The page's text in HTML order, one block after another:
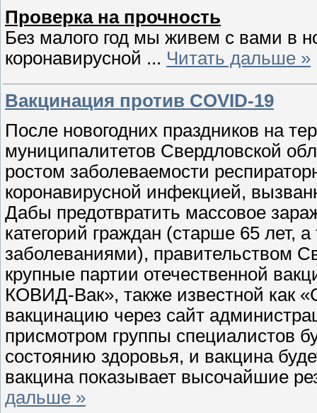
Проверка на прочность
Без малого год мы живем с вами в
коронавирусной ... Читать дальше »
Вакцинация против COVID-19
После новогодних праздников на
муниципалитетов Свердловской
ростом заболеваемости
коронавирусной инфекцией,
Дабы предотвратить массовое
категорий граждан (старше 65
заболеваниями), правительством
крупные партии отечественной
КОВИД-Вак», также известной как
вакцинацию через сайт
присмотром группы специалистов
состоянию здоровья, и вакцина
вакцина показывает высочайшие
дальше »